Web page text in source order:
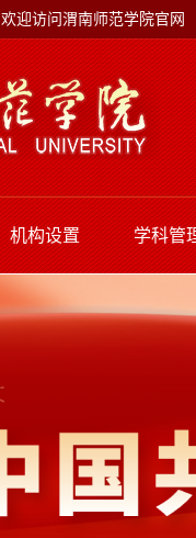
欢迎访问渭南师范学院官网
机构设置 学科管